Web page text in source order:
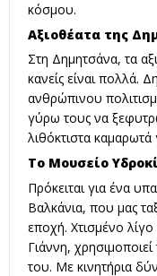
κόσμου.
Αξιοθέατα της
Στη Δημητσάνα, τα
κανείς είναι πολλά.
ανθρώπινου
γύρω τους να
λιθόκτιστα καμαρωτά
Το Μουσείο
Πρόκειται για ένα
Βαλκάνια, που μας
εποχή. Χτισμένο
Γιάννη,
του. Με κινητήρια